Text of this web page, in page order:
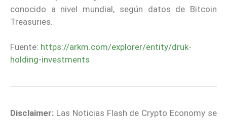
conocido a nivel mundial, según datos de Bitcoin
Treasuries.
Fuente: https://arkm.com/explorer/entity/druk-
holding-investments
Disclaimer: Las Noticias Flash de Crypto Economy se